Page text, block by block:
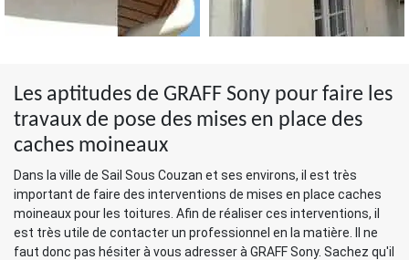
Les aptitudes de GRAFF Sony pour faire les
travaux de pose des mises en place des
caches moineaux
Dans la ville de Sail Sous Couzan et ses environs, il est très
important de faire des interventions de mises en place caches
moineaux pour les toitures. Afin de réaliser ces interventions, il
est très utile de contacter un professionnel en la matière. Il ne
faut donc pas hésiter à vous adresser à GRAFF Sony. Sachez qu'il